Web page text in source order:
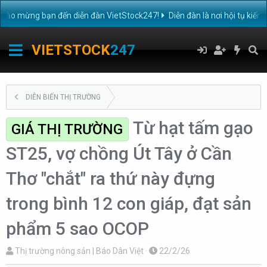
mừng bạn đến diễn đàn VietStock247! Diễn đàn là nơi hội tụ kiến
VIETSTOCK247
DIỄN BIẾN THỊ TRƯỜNG
GIÁ THỊ TRƯỜNG
Từ hạt tấm gạo
ST25, vợ chồng Út Tây ở Cần
Thơ "chắt" ra thứ này đựng
trong bình 12 con giáp, đạt sản
phẩm 5 sao OCOP
T
h
Thị trường nông sản | Báo Dân Việt
N
g
22/2/26